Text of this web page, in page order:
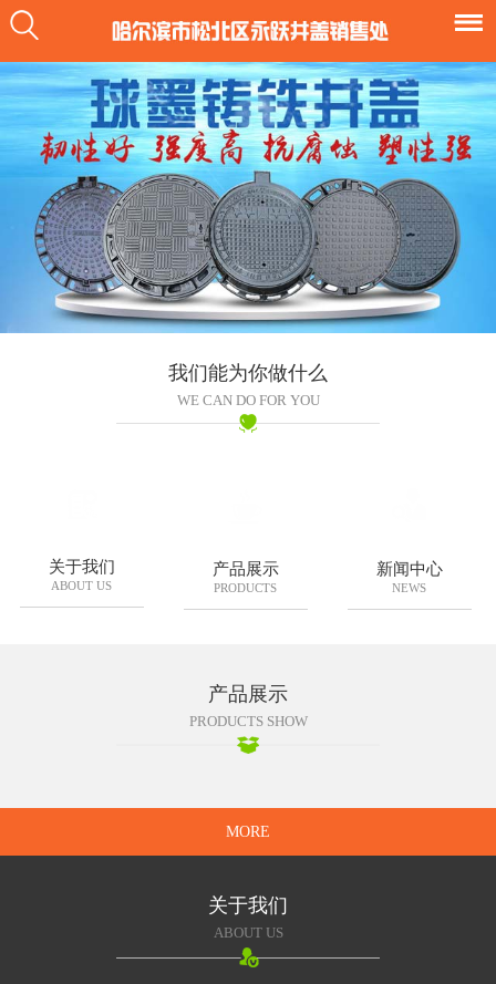
我们能为你做什么
WE CAN DO FOR YOU
关于我们
ABOUT US
产品展示
PRODUCTS
新闻中心
NEWS
产品展示
PRODUCTS SHOW
MORE
关于我们
ABOUT US